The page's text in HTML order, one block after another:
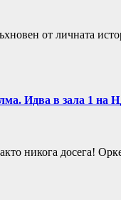
от личната
Идва в зала 1 на
никога досега!